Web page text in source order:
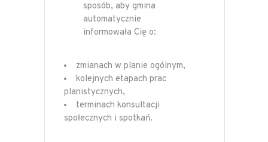
sposób, aby gmina
automatycznie
informowała Cię o:
zmianach w planie ogólnym,
kolejnych etapach prac
planistycznych,
terminach konsultacji
społecznych i spotkań.